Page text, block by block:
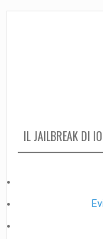
IL JAILBREAK DI